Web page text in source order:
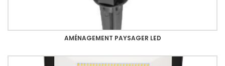
AMÉNAGEMENT PAYSAGER LED